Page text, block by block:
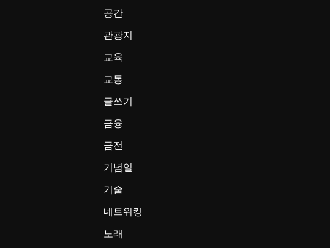
공간
관광지
교육
교통
글쓰기
금융
금전
기념일
기술
네트워킹
노래